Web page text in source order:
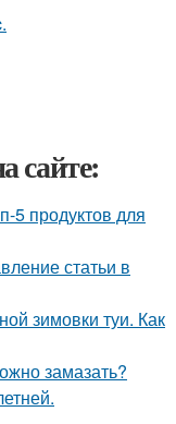
сайте:
5 продуктов для
статьи в
зимовки туи. Как
замазать?